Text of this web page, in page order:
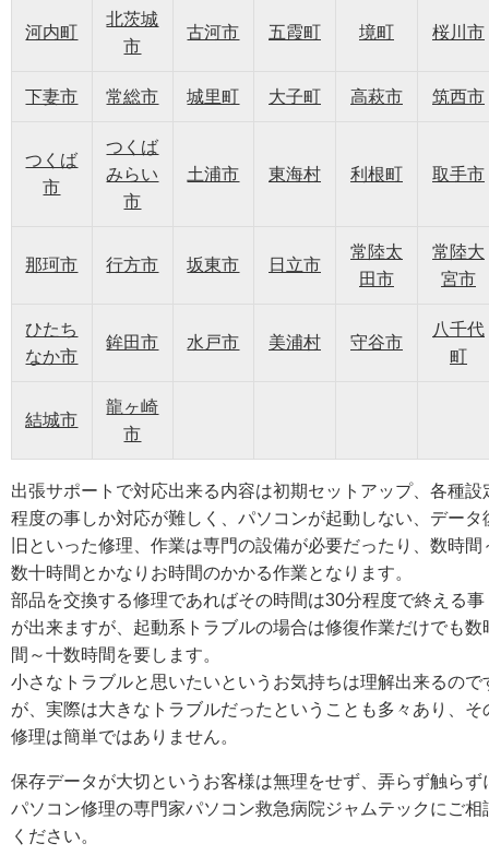
河内町
北茨城
市
古河市 五霞町 境町 桜川市
下妻市 常総市 城里町 大子町 高萩市 筑西市
つくば
市
つくば
みらい
市
土浦市 東海村 利根町 取手市
那珂市 行方市 坂東市 日立市
常陸太
田市
常陸大
宮市
ひたち
なか市
鉾田市 水戸市 美浦村 守谷市
八千代
町
結城市
龍ヶ崎
市
出張サポートで対応出来る内容は初期セットアップ、各種設
程度の事しか対応が難しく、パソコンが起動しない、データ
旧といった修理、作業は専門の設備が必要だったり、数時間
数十時間とかなりお時間のかかる作業となります。
部品を交換する修理であればその時間は30分程度で終える事
が出来ますが、起動系トラブルの場合は修復作業だけでも数
間～十数時間を要します。
小さなトラブルと思いたいというお気持ちは理解出来るので
が、実際は大きなトラブルだったということも多々あり、そ
修理は簡単ではありません。
保存データが大切というお客様は無理をせず、弄らず触らず
パソコン修理の専門家パソコン救急病院ジャムテックにご相
ください。